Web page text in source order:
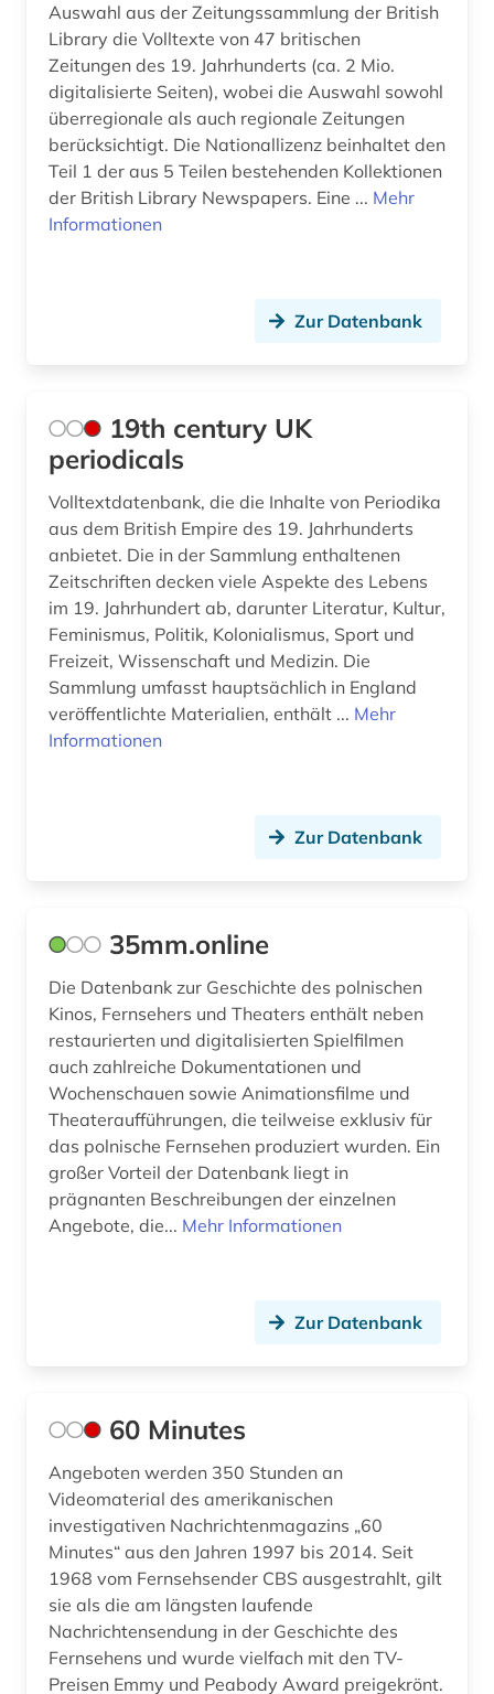
brief (1)
britannisch (1)
britische geschichte (1)
broadway (1)
buch (1)
business (2)
bühnenkünstler (2)
bühnentechnik (1)
bühnenwerk (1)
bürgerbeteiligung (1)
cartoon (1)
cd-rom (1)
choreographie (1)
christian christensen (1)
coaching (1)
comic (6)
computer (1)
computerspiel (3)
datenauswertung (1)
datenerhebung (1)
datenverarbeitung (1)
ddr (1)
ddr-presse (1)
ddr-zeitungsportal (1)
Auswahl aus der Zeitungssammlung der British
Library die Volltexte von 47 britischen
Zeitungen des 19. Jahrhunderts (ca. 2 Mio.
digitalisierte Seiten), wobei die Auswahl sowohl
überregionale als auch regionale Zeitungen
berücksichtigt. Die Nationallizenz beinhaltet den
Teil 1 der aus 5 Teilen bestehenden Kollektionen
der British Library Newspapers. Eine ... Mehr
Informationen
Zur Datenbank
19th century UK
periodicals
Volltextdatenbank, die die Inhalte von Periodika
aus dem British Empire des 19. Jahrhunderts
anbietet. Die in der Sammlung enthaltenen
Zeitschriften decken viele Aspekte des Lebens
im 19. Jahrhundert ab, darunter Literatur, Kultur,
Feminismus, Politik, Kolonialismus, Sport und
Freizeit, Wissenschaft und Medizin. Die
Sammlung umfasst hauptsächlich in England
veröffentlichte Materialien, enthält ... Mehr
Informationen
Zur Datenbank
35mm.online
Die Datenbank zur Geschichte des polnischen
Kinos, Fernsehers und Theaters enthält neben
restaurierten und digitalisierten Spielfilmen
auch zahlreiche Dokumentationen und
Wochenschauen sowie Animationsfilme und
Theateraufführungen, die teilweise exklusiv für
das polnische Fernsehen produziert wurden. Ein
großer Vorteil der Datenbank liegt in
prägnanten Beschreibungen der einzelnen
Angebote, die... Mehr Informationen
Zur Datenbank
60 Minutes
Angeboten werden 350 Stunden an
Videomaterial des amerikanischen
investigativen Nachrichtenmagazins „60
Minutes“ aus den Jahren 1997 bis 2014. Seit
1968 vom Fernsehsender CBS ausgestrahlt, gilt
sie als die am längsten laufende
Nachrichtensendung in der Geschichte des
Fernsehens und wurde vielfach mit den TV-
Preisen Emmy und Peabody Award preigekrönt.